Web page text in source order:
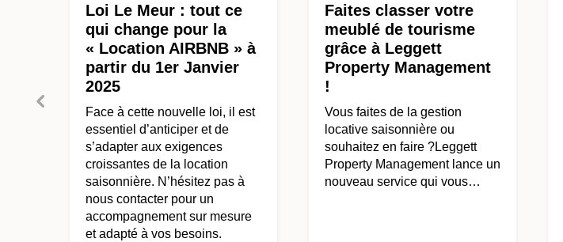
Loi Le Meur : tout ce
qui change pour la
« Location AIRBNB » à
partir du 1er Janvier
2025
Face à cette nouvelle loi, il est
essentiel d’anticiper et de
s’adapter aux exigences
croissantes de la location
saisonnière. N’hésitez pas à
nous contacter pour un
accompagnement sur mesure
et adapté à vos besoins.
Faites classer votre
meublé de tourisme
grâce à Leggett
Property Management
!
Vous faites de la gestion
locative saisonnière ou
souhaitez en faire ?Leggett
Property Management lance un
nouveau service qui vous…